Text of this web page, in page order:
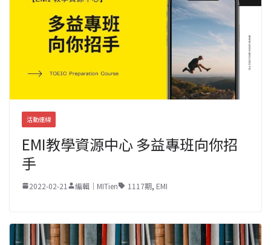
活動連線
EMI教學資源中心 多益專班向你招
手
2022-02-21 編輯｜MITien 1117期, EMI